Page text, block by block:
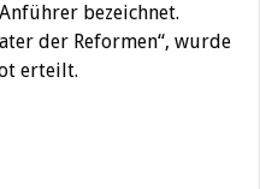
bezeichnet.
der Reformen“, wurde
erteilt.